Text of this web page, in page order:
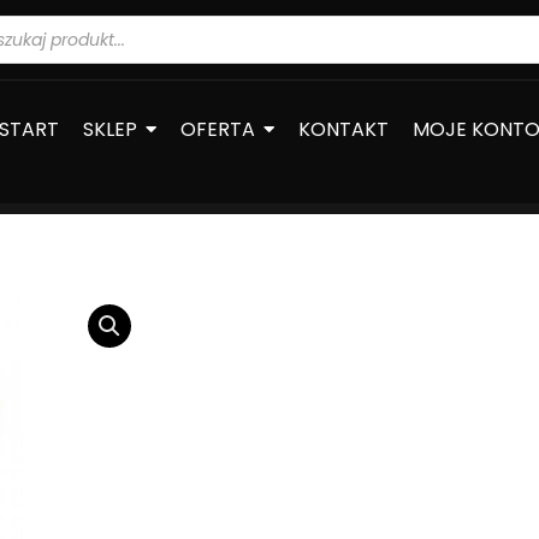
START SKLEP OFERTA KONTAKT MOJE KONTO